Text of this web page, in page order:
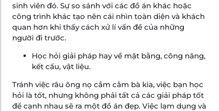
sinh viên đó. Sự so sánh với các đồ án khác hoặc
công trình khác tạo nên cái nhìn toàn diện và khách
quan hơn khi thấy cách xử lí vấn đề của những
người đi trước.
Học hỏi giải pháp hay về mặt bằng, công năng,
kết cấu, vật liệu.
Tránh việc râu ông nọ cắm cằm bà kia, việc bạn học
hỏi là tốt, nhưng không phải tất cả các giải pháp tốt
để cạnh nhau sẽ ra một đồ án đẹp. Việc lạm dụng và